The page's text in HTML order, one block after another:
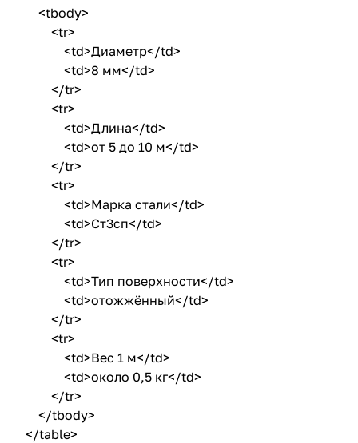
<tbody>
<tr>
<td>Диаметр</td>
<td>8 мм</td>
</tr>
<tr>
<td>Длина</td>
<td>от 5 до 10 м</td>
</tr>
<tr>
<td>Марка стали</td>
<td>Ст3сп</td>
</tr>
<tr>
<td>Тип поверхности</td>
<td>отожжённый</td>
</tr>
<tr>
<td>Вес 1 м</td>
<td>около 0,5 кг</td>
</tr>
</tbody>
</table>